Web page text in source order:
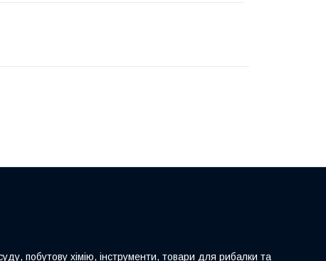
побутову хімію, інструменти, товари для рибалки та